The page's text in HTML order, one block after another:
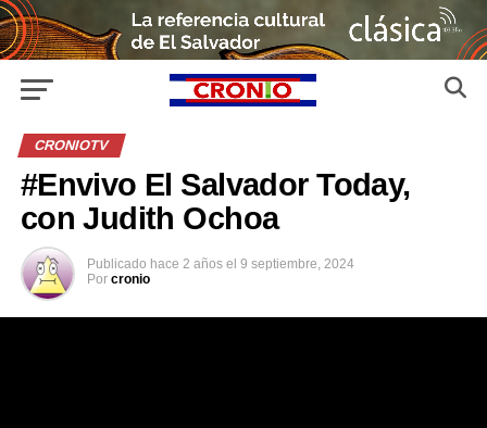
CRONIOTV
#Envivo El Salvador Today,
con Judith Ochoa
Publicado hace 2 años el 9 septiembre, 2024
Por cronio